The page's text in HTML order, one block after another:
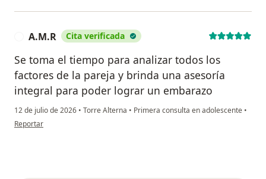
A.M.R Cita verificada
Se toma el tiempo para analizar todos los
factores de la pareja y brinda una asesoría
integral para poder lograr un embarazo
12 de julio de 2026 • Torre Alterna • Primera consulta en adolescente •
en opinión del usuario A.M.R
Reportar